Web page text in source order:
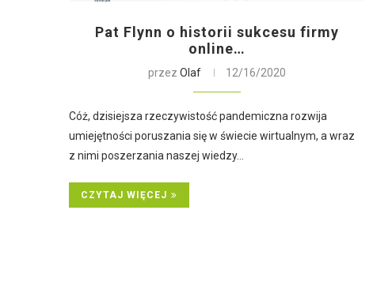
Pat Flynn o historii sukcesu firmy
online…
przezOlaf 12/16/2020
Cóż, dzisiejsza rzeczywistość pandemiczna rozwija
umiejętności poruszania się w świecie wirtualnym, a wraz
z nimi poszerzania naszej wiedzy…
CZYTAJ WIĘCEJ